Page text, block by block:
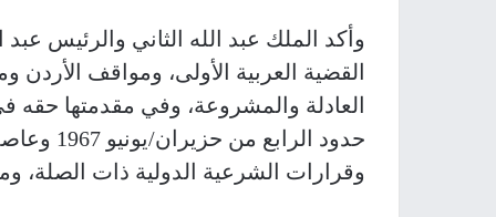
وأكد الملك عبد الله الثاني والرئيس
القضية العربية الأولى، ومواقف
العادلة والمشروعة، وفي مقدمتها
حدود
وقرارات الشرعية الدولية ذات الصلة،